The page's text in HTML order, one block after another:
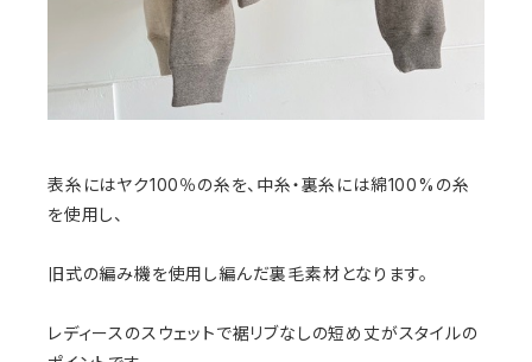
表糸にはヤク100％の糸を、中糸・裏糸には綿100%の糸
を使用し、
旧式の編み機を使用し編んだ裏毛素材となります。
レディースのスウェットで裾リブなしの短め丈がスタイルの